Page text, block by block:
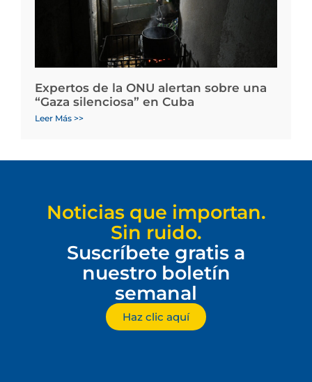
Expertos de la ONU alertan sobre una
“Gaza silenciosa” en Cuba
Leer Más >>
Noticias que importan.
Sin ruido.
Suscríbete gratis a
nuestro boletín
semanal
Haz clic aquí